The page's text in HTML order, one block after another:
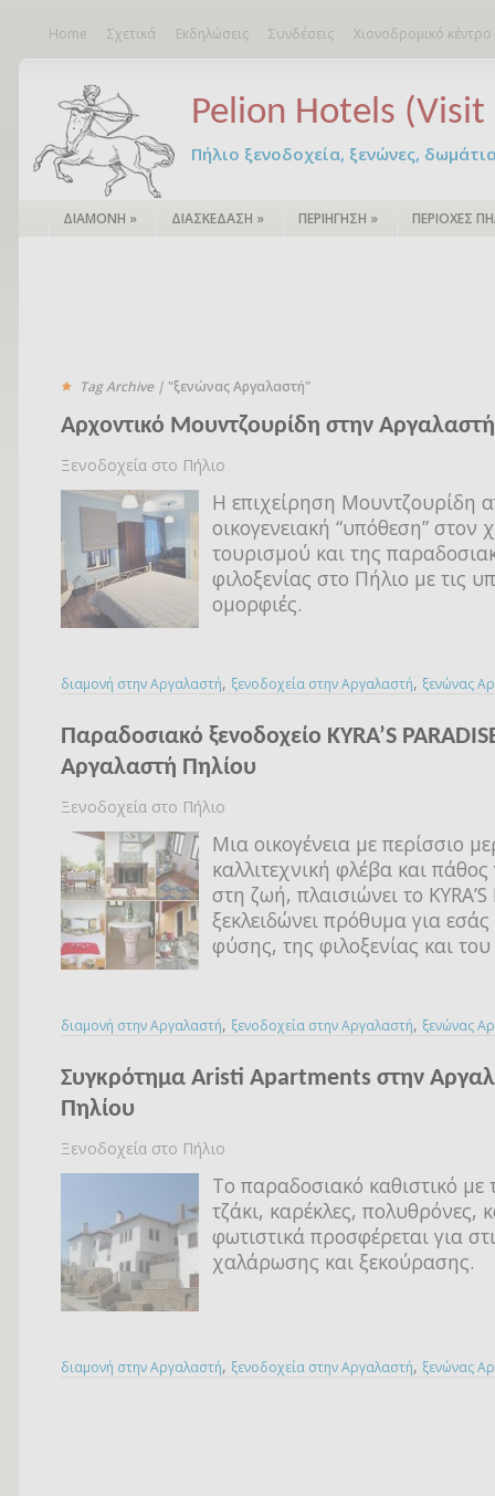
Home Σχετικά Εκδηλώσεις Συνδέσεις Χιονοδρομικό
Pelion Hotels (Visit
Πήλιο ξενοδοχεία, ξενώνες,
ΔΙΑΜΟΝΗ » ΔΙΑΣΚΕΔΑΣΗ » ΠΕΡΙΗΓΗΣΗ » ΠΕΡΙΟΧΕΣ
Tag Archive | "ξενώνας Αργαλαστή"
Αρχοντικό Μουντζουρίδη στην
Ξενοδοχεία στο Πήλιο
Η επιχείρηση Μουντζουρίδη
οικογενειακή “υπόθεση” στον
τουρισμού και της
φιλοξενίας στο Πήλιο με τις
ομορφιές.
διαμονή στην Αργαλαστή, ξενοδοχεία στην Αργαλαστή, ξενώνας
Παραδοσιακό ξενοδοχείο KYRA’S
Αργαλαστή Πηλίου
Ξενοδοχεία στο Πήλιο
Μια οικογένεια με περίσσιο
καλλιτεχνική φλέβα και
στη ζωή, πλαισιώνει το KYRA’S
ξεκλειδώνει πρόθυμα για
φύσης, της φιλοξενίας και
διαμονή στην Αργαλαστή, ξενοδοχεία στην Αργαλαστή, ξενώνας
Συγκρότημα Aristi Apartments στην
Πηλίου
Ξενοδοχεία στο Πήλιο
Το παραδοσιακό καθιστικό με
τζάκι, καρέκλες, πολυθρόνες,
φωτιστικά προσφέρεται για
χαλάρωσης και ξεκούρασης.
διαμονή στην Αργαλαστή, ξενοδοχεία στην Αργαλαστή, ξενώνας